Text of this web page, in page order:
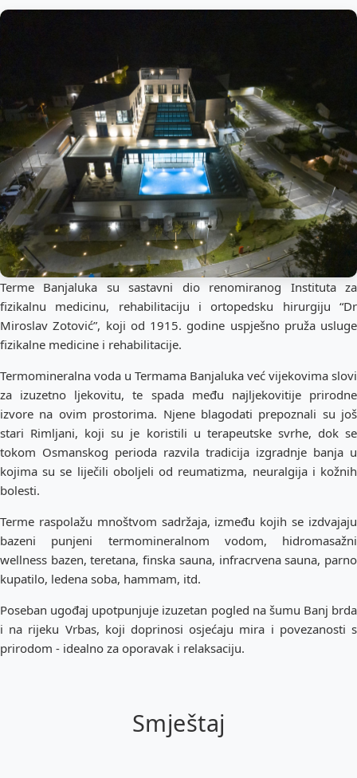
Terme Banjaluka su sastavni dio renomiranog Instituta za
fizikalnu medicinu, rehabilitaciju i ortopedsku hirurgiju “Dr
Miroslav Zotović”, koji od 1915. godine uspješno pruža usluge
fizikalne medicine i rehabilitacije.
Termomineralna voda u Termama Banjaluka već vijekovima slovi
za izuzetno ljekovitu, te spada među najljekovitije prirodne
izvore na ovim prostorima. Njene blagodati prepoznali su još
stari Rimljani, koji su je koristili u terapeutske svrhe, dok se
tokom Osmanskog perioda razvila tradicija izgradnje banja u
kojima su se liječili oboljeli od reumatizma, neuralgija i kožnih
bolesti.
Terme raspolažu mnoštvom sadržaja, između kojih se izdvajaju
bazeni punjeni termomineralnom vodom, hidromasažni
wellness bazen, teretana, finska sauna, infracrvena sauna, parno
kupatilo, ledena soba, hammam, itd.
Poseban ugođaj upotpunjuje izuzetan pogled na šumu Banj brda
i na rijeku Vrbas, koji doprinosi osjećaju mira i povezanosti s
prirodom - idealno za oporavak i relaksaciju.
Smještaj